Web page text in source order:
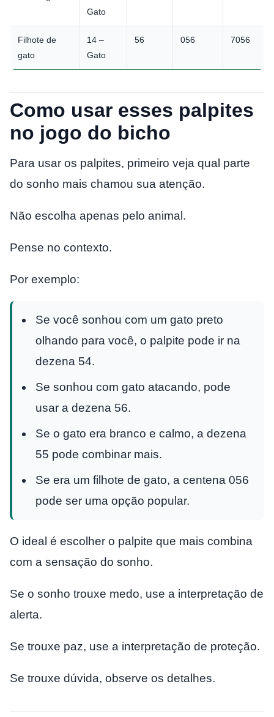
Gato
Filhote de
gato
14 –
Gato
56 056 7056
Como usar esses palpites
no jogo do bicho
Para usar os palpites, primeiro veja qual parte
do sonho mais chamou sua atenção.
Não escolha apenas pelo animal.
Pense no contexto.
Por exemplo:
Se você sonhou com um gato preto
olhando para você, o palpite pode ir na
dezena 54.
Se sonhou com gato atacando, pode
usar a dezena 56.
Se o gato era branco e calmo, a dezena
55 pode combinar mais.
Se era um filhote de gato, a centena 056
pode ser uma opção popular.
O ideal é escolher o palpite que mais combina
com a sensação do sonho.
Se o sonho trouxe medo, use a interpretação de
alerta.
Se trouxe paz, use a interpretação de proteção.
Se trouxe dúvida, observe os detalhes.